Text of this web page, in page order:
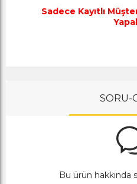
Sadece Kayıtlı
SORU-
Bu ürün hakkında